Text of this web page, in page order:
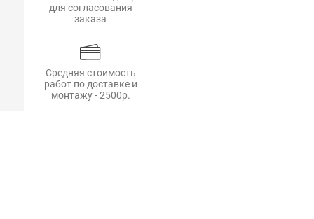
для согласования
заказа
Средняя стоимость
работ по доставке и
монтажу - 2500р.